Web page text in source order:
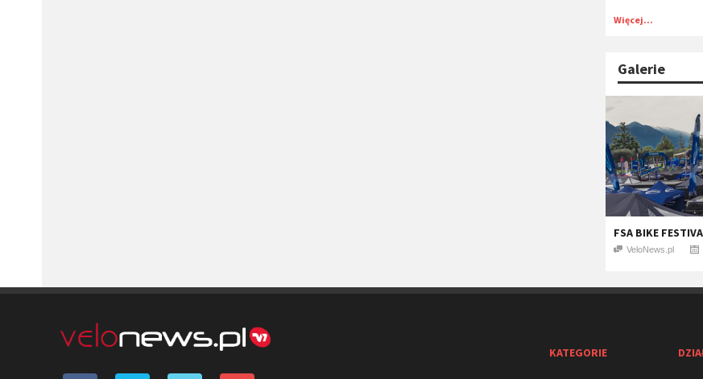
Więcej...
Galerie
FSA BIKE
VeloNews.pl
KATEGORIE